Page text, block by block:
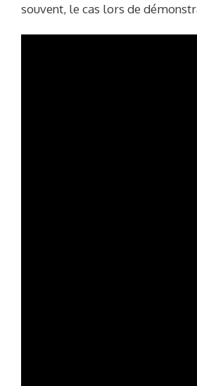
souvent, le cas lors de